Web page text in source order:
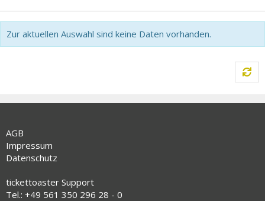
Zur aktuellen Auswahl sind keine Daten vorhanden.
AGB
Impressum
Datenschutz
tickettoaster Support
Tel.: +49 561 350 296 28 - 0